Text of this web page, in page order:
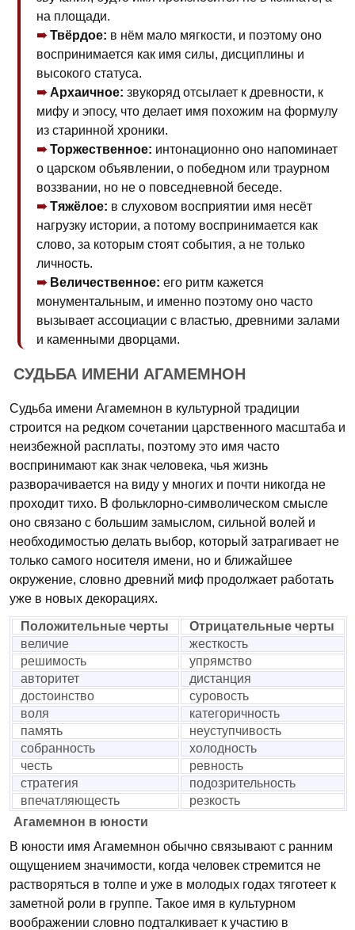
на площади.
Твёрдое: в нём мало мягкости, и поэтому оно
воспринимается как имя силы, дисциплины и
высокого статуса.
Архаичное: звукоряд отсылает к древности, к
мифу и эпосу, что делает имя похожим на формулу
из старинной хроники.
Торжественное: интонационно оно напоминает
о царском объявлении, о победном или траурном
воззвании, но не о повседневной беседе.
Тяжёлое: в слуховом восприятии имя несёт
нагрузку истории, а потому воспринимается как
слово, за которым стоят события, а не только
личность.
Величественное: его ритм кажется
монументальным, и именно поэтому оно часто
вызывает ассоциации с властью, древними залами
и каменными дворцами.
СУДЬБА ИМЕНИ АГАМЕМНОН
Судьба имени Агамемнон в культурной традиции
строится на редком сочетании царственного масштаба и
неизбежной расплаты, поэтому это имя часто
воспринимают как знак человека, чья жизнь
разворачивается на виду у многих и почти никогда не
проходит тихо. В фольклорно-символическом смысле
оно связано с большим замыслом, сильной волей и
необходимостью делать выбор, который затрагивает не
только самого носителя имени, но и ближайшее
окружение, словно древний миф продолжает работать
уже в новых декорациях.
Положительные черты
Отрицательные черты
величие
жесткость
решимость
упрямство
авторитет
дистанция
достоинство
суровость
воля
категоричность
память
неуступчивость
собранность
холодность
честь
ревность
стратегия
подозрительность
впечатляющесть
резкость
Агамемнон в юности
В юности имя Агамемнон обычно связывают с ранним
ощущением значимости, когда человек стремится не
растворяться в толпе и уже в молодых годах тяготеет к
заметной роли в группе. Такое имя в культурном
воображении словно подталкивает к участию в